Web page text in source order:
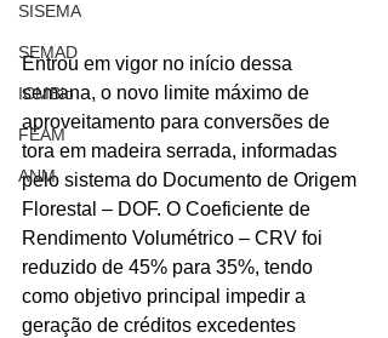
SISEMA
SEMAD
ICMBio
FEAM
ANM
Entrou em vigor no início dessa
semana, o novo limite máximo de
aproveitamento para conversões de
tora em madeira serrada, informadas
pelo sistema do Documento de Origem
Florestal – DOF. O Coeficiente de
Rendimento Volumétrico – CRV foi
reduzido de 45% para 35%, tendo
como objetivo principal impedir a
geração de créditos excedentes